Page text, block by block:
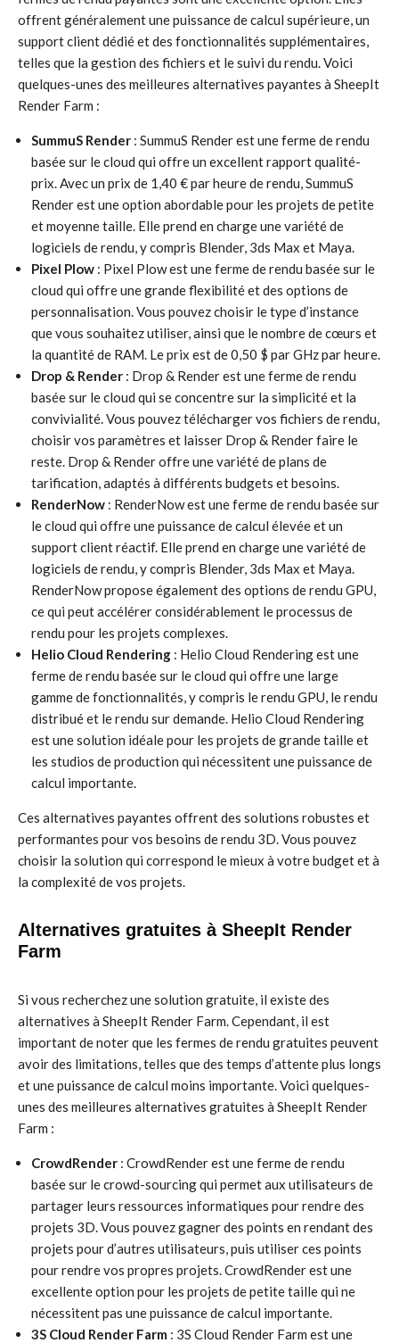
offrent généralement une puissance de calcul supérieure, un
support client dédié et des fonctionnalités supplémentaires,
telles que la gestion des fichiers et le suivi du rendu. Voici
quelques-unes des meilleures alternatives payantes à SheepIt
Render Farm :
SummuS Render : SummuS Render est une ferme de rendu
basée sur le cloud qui offre un excellent rapport qualité-
prix. Avec un prix de 1,40 € par heure de rendu, SummuS
Render est une option abordable pour les projets de petite
et moyenne taille. Elle prend en charge une variété de
logiciels de rendu, y compris Blender, 3ds Max et Maya.
Pixel Plow : Pixel Plow est une ferme de rendu basée sur le
cloud qui offre une grande flexibilité et des options de
personnalisation. Vous pouvez choisir le type d’instance
que vous souhaitez utiliser, ainsi que le nombre de cœurs et
la quantité de RAM. Le prix est de 0,50 $ par GHz par heure.
Drop & Render : Drop & Render est une ferme de rendu
basée sur le cloud qui se concentre sur la simplicité et la
convivialité. Vous pouvez télécharger vos fichiers de rendu,
choisir vos paramètres et laisser Drop & Render faire le
reste. Drop & Render offre une variété de plans de
tarification, adaptés à différents budgets et besoins.
RenderNow : RenderNow est une ferme de rendu basée sur
le cloud qui offre une puissance de calcul élevée et un
support client réactif. Elle prend en charge une variété de
logiciels de rendu, y compris Blender, 3ds Max et Maya.
RenderNow propose également des options de rendu GPU,
ce qui peut accélérer considérablement le processus de
rendu pour les projets complexes.
Helio Cloud Rendering : Helio Cloud Rendering est une
ferme de rendu basée sur le cloud qui offre une large
gamme de fonctionnalités, y compris le rendu GPU, le rendu
distribué et le rendu sur demande. Helio Cloud Rendering
est une solution idéale pour les projets de grande taille et
les studios de production qui nécessitent une puissance de
calcul importante.
Ces alternatives payantes offrent des solutions robustes et
performantes pour vos besoins de rendu 3D. Vous pouvez
choisir la solution qui correspond le mieux à votre budget et à
la complexité de vos projets.
Alternatives gratuites à SheepIt Render
Farm
Si vous recherchez une solution gratuite, il existe des
alternatives à SheepIt Render Farm. Cependant, il est
important de noter que les fermes de rendu gratuites peuvent
avoir des limitations, telles que des temps d’attente plus longs
et une puissance de calcul moins importante. Voici quelques-
unes des meilleures alternatives gratuites à SheepIt Render
Farm :
CrowdRender : CrowdRender est une ferme de rendu
basée sur le crowd-sourcing qui permet aux utilisateurs de
partager leurs ressources informatiques pour rendre des
projets 3D. Vous pouvez gagner des points en rendant des
projets pour d’autres utilisateurs, puis utiliser ces points
pour rendre vos propres projets. CrowdRender est une
excellente option pour les projets de petite taille qui ne
nécessitent pas une puissance de calcul importante.
3S Cloud Render Farm : 3S Cloud Render Farm est une